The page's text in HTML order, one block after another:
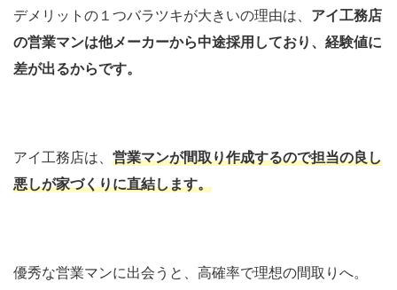
デメリットの１つバラツキが大きいの理由は、 アイ工務店
の営業マンは他メーカーから中途採用しており、経験値に
差が出るからです。
アイ工務店は、 営業マンが間取り作成するので担当の良し
悪しが家づくりに直結します。
優秀な営業マンに出会うと、高確率で理想の間取りへ。